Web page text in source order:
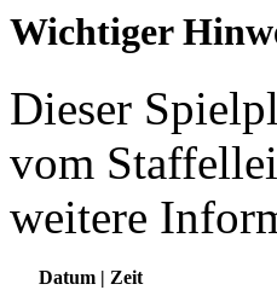
Wichtiger
Dieser
vom
weitere
Datum | Zeit